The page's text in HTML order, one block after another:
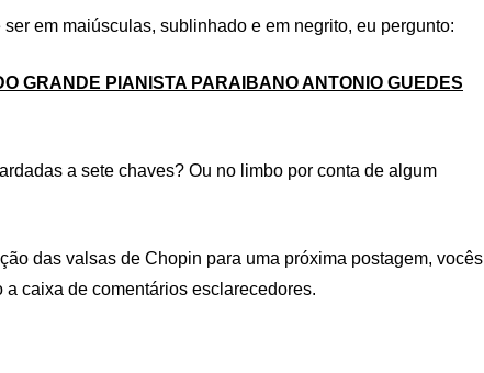
em maiúsculas, sublinhado e em negrito, eu pergunto:
GRANDE PIANISTA PARAIBANO ANTONIO GUEDES
a sete chaves? Ou no limbo por conta de algum
das valsas de Chopin para uma próxima postagem, vocês
caixa de comentários esclarecedores.